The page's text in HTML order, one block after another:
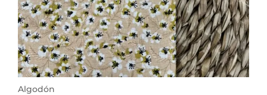
Algodón